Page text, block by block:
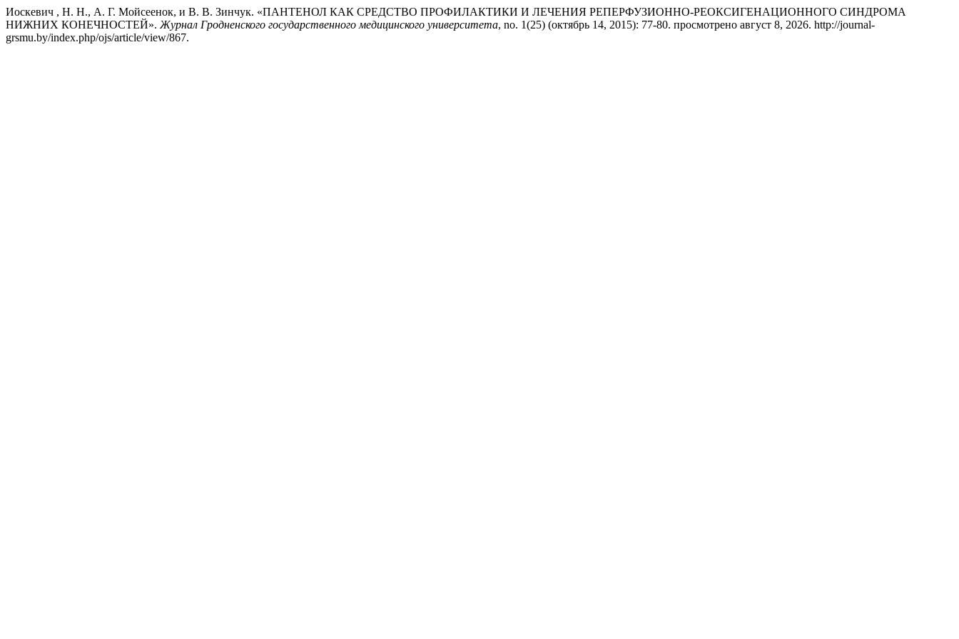
Иоскевич , Н. Н., А. Г. Мойсеенок, и В. В. Зинчук. «ПАНТЕНОЛ КАК СРЕДСТВО ПРОФИЛАКТИКИ И ЛЕЧЕНИЯ РЕПЕРФУЗИОННО-РЕОКСИГЕНАЦИОННОГО СИНДРОМА
НИЖНИХ КОНЕЧНОСТЕЙ». Журнал Гродненского государственного медицинского университета, no. 1(25) (октябрь 14, 2015): 77-80. просмотрено август 8, 2026. http://journal-
grsmu.by/index.php/ojs/article/view/867.